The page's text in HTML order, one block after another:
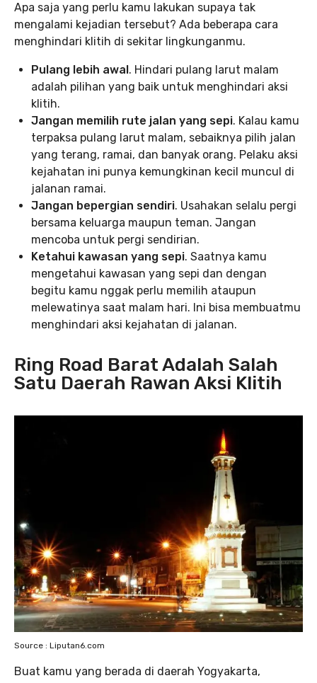
Apa saja yang perlu kamu lakukan supaya tak
mengalami kejadian tersebut? Ada beberapa cara
menghindari klitih di sekitar lingkunganmu.
Pulang lebih awal . Hindari pulang larut malam
adalah pilihan yang baik untuk menghindari aksi
klitih.
Jangan memilih rute jalan yang sepi. Kalau kamu
terpaksa pulang larut malam, sebaiknya pilih jalan
yang terang, ramai, dan banyak orang. Pelaku aksi
kejahatan ini punya kemungkinan kecil muncul di
jalanan ramai.
Jangan bepergian sendiri. Usahakan selalu pergi
bersama keluarga maupun teman. Jangan
mencoba untuk pergi sendirian.
Ketahui kawasan yang sepi. Saatnya kamu
mengetahui kawasan yang sepi dan dengan
begitu kamu nggak perlu memilih ataupun
melewatinya saat malam hari. Ini bisa membuatmu
menghindari aksi kejahatan di jalanan.
Ring Road Barat Adalah Salah
Satu Daerah Rawan Aksi Klitih
Source : Liputan6.com
Buat kamu yang berada di daerah Yogyakarta,